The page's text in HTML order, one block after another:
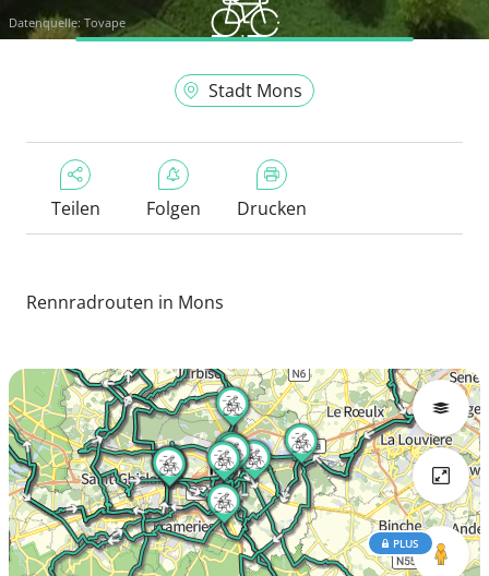
Datenquelle: Tovape
Stadt Mons
Teilen Folgen Drucken
Rennradrouten in Mons
PLUS